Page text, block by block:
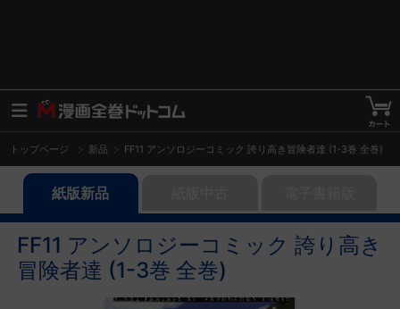
トップページ 新品 FF11 アンソロジーコミック 誇り高き冒険者達 (1-3巻 全巻)
紙版新品
FF11 アンソロジーコミック 誇り高き
冒険者達 (1-3巻 全巻)